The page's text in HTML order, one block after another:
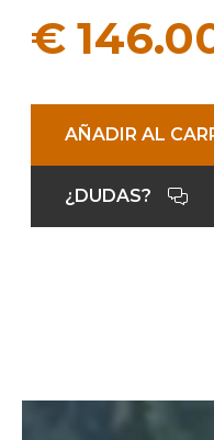
€
AÑADIR AL
¿DUDAS?